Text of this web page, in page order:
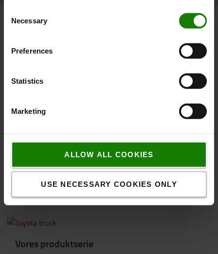
Selection
Necessary
Preferences
Statistics
Marketing
ALLOW ALL COOKIES
USE NECESSARY COOKIES ONLY
Fra 1 dag til 8 år – vores lejeløsninger er fleksible,
altid tilgængelige og altid konkurrencedygtige.
LÆS MERE
Vores produktserie